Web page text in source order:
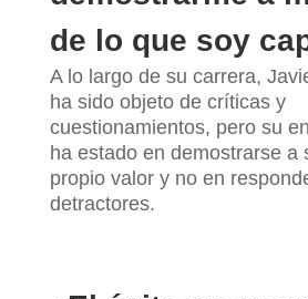
de lo que soy
A lo largo de su carrera,
ha sido objeto de críticas y
cuestionamientos, pero su
ha estado en demostrarse a
propio valor y no en
detractores.